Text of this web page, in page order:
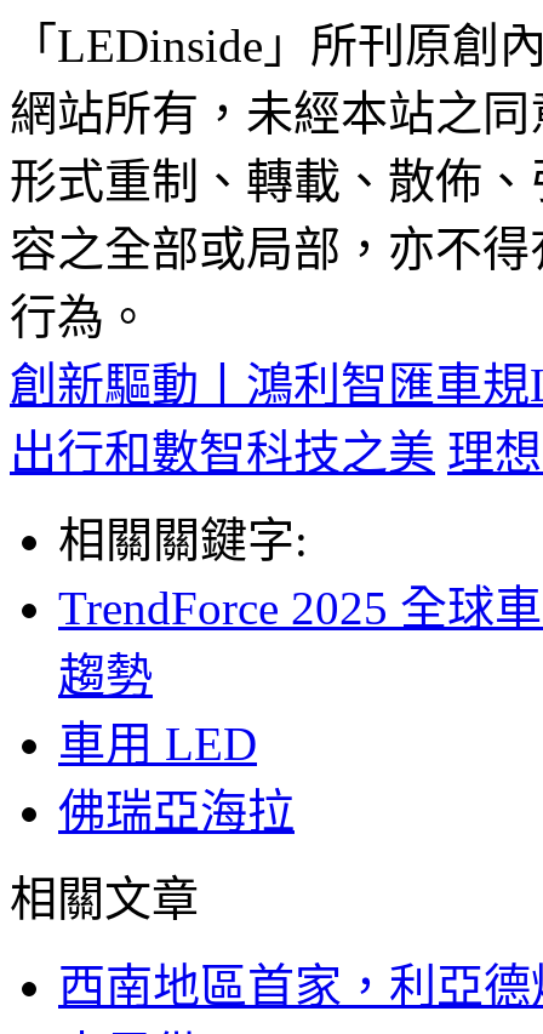
「LEDinside」所刊原創
網站所有，未經本站之
形式重制、轉載、散佈
容之全部或局部，亦不
行為。
創新驅動丨鴻利智匯車
出行和數智科技之美 理
相關關鍵字:
TrendForce 2025 全球
趨勢
車用 LED
佛瑞亞海拉
相關文章
西南地區首家，利亞